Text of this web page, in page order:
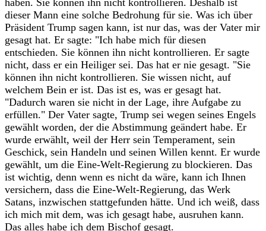
haben. Sie können ihn nicht kontrollieren. Deshalb ist
dieser Mann eine solche Bedrohung für sie. Was ich über
Präsident Trump sagen kann, ist nur das, was der Vater mir
gesagt hat. Er sagte: "Ich habe mich für diesen
entschieden. Sie können ihn nicht kontrollieren. Er sagte
nicht, dass er ein Heiliger sei. Das hat er nie gesagt. "Sie
können ihn nicht kontrollieren. Sie wissen nicht, auf
welchem Bein er ist. Das ist es, was er gesagt hat.
"Dadurch waren sie nicht in der Lage, ihre Aufgabe zu
erfüllen." Der Vater sagte, Trump sei wegen seines Engels
gewählt worden, der die Abstimmung geändert habe. Er
wurde erwählt, weil der Herr sein Temperament, sein
Geschick, sein Handeln und seinen Willen kennt. Er wurde
gewählt, um die Eine-Welt-Regierung zu blockieren. Das
ist wichtig, denn wenn es nicht da wäre, kann ich Ihnen
versichern, dass die Eine-Welt-Regierung, das Werk
Satans, inzwischen stattgefunden hätte. Und ich weiß, dass
ich mich mit dem, was ich gesagt habe, ausruhen kann.
Das alles habe ich dem Bischof gesagt.‎